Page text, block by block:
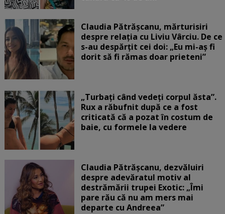
Claudia Pătrășcanu, mărturisiri
despre relația cu Liviu Vârciu. De ce
s-au despărțit cei doi: „Eu mi-aș fi
dorit să fi rămas doar prieteni”
„Turbați când vedeți corpul ăsta”.
Rux a răbufnit după ce a fost
criticată că a pozat în costum de
baie, cu formele la vedere
Claudia Pătrășcanu, dezvăluiri
despre adevăratul motiv al
destrămării trupei Exotic: „Îmi
pare rău că nu am mers mai
departe cu Andreea”